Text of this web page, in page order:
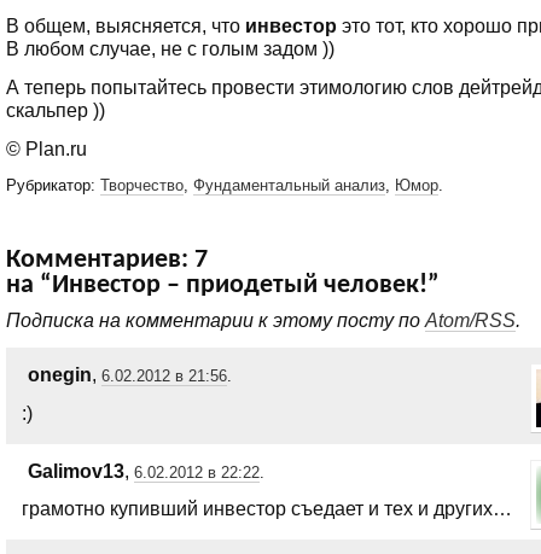
В общем, выясняется, что инвестор это тот, кто хорошо
В любом случае, не с голым задом ))
А теперь попытайтесь провести этимологию слов
скальпер ))
© Plan.ru
Рубрикатор: Творчество Фундаментальный анализ Юмор
Комментариев: 7
на “Инвестор – приодетый человек!”
Подписка на комментарии к этому посту по Atom/RSS.
onegin, 6.02.2012 в 21:56.
:)
Galimov13, 6.02.2012 в 22:22.
грамотно купивший инвестор съедает и тех и других…